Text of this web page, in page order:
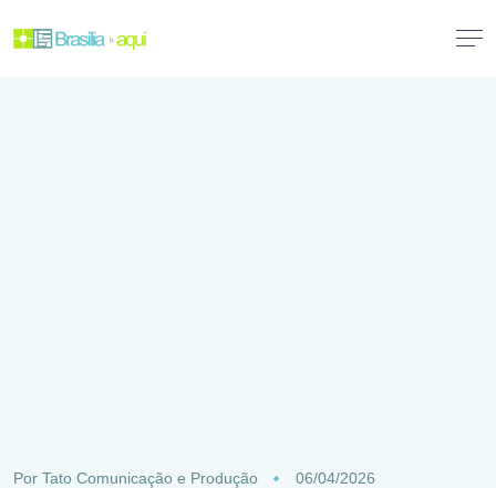
Por Tato Comunicação e Produção 06/04/2026